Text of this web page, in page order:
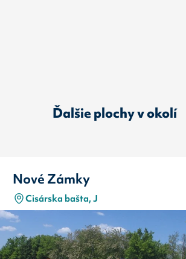
Ďalšie plochy v okolí
Nové Zámky
Cisárska bašta, J